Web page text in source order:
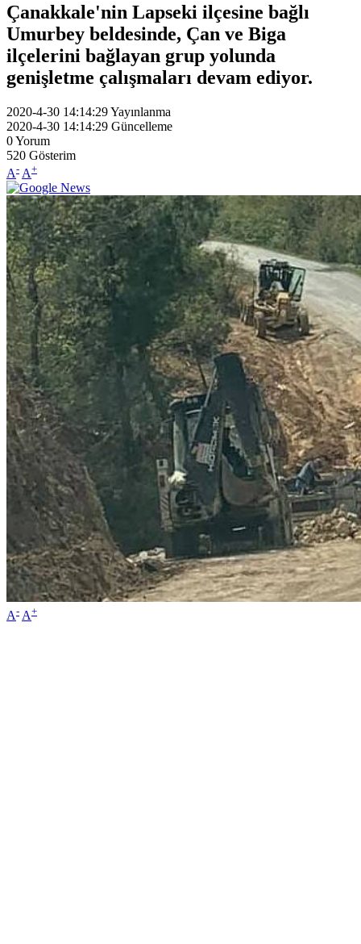
Çanakkale'nin Lapseki ilçesine bağlı
Umurbey beldesinde, Çan ve Biga
ilçelerini bağlayan grup yolunda
genişletme çalışmaları devam ediyor.
2020-4-30 14:14:29Yayınlanma
2020-4-30 14:14:29 Güncelleme
0Yorum
520 Gösterim
A- A+
A- A+